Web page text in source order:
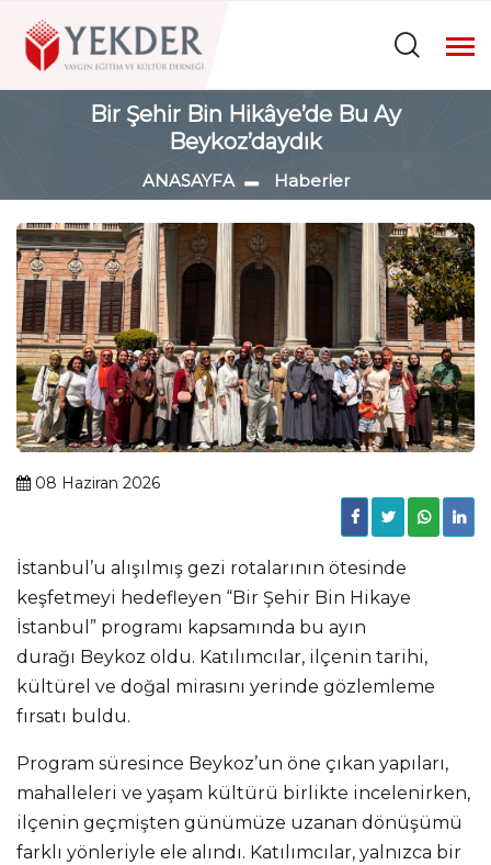
Bir Şehir Bin Hikâye’de Bu Ay
Beykoz’daydık
ANASAYFA Haberler
08 Haziran 2026
İstanbul’u alışılmış gezi rotalarının ötesinde
keşfetmeyi hedefleyen “Bir Şehir Bin Hikaye
İstanbul” programı kapsamında bu ayın
durağı Beykoz oldu. Katılımcılar, ilçenin tarihi,
kültürel ve doğal mirasını yerinde gözlemleme
fırsatı buldu.
Program süresince Beykoz’un öne çıkan yapıları,
mahalleleri ve yaşam kültürü birlikte incelenirken,
ilçenin geçmişten günümüze uzanan dönüşümü
farklı yönleriyle ele alındı. Katılımcılar, yalnızca bir